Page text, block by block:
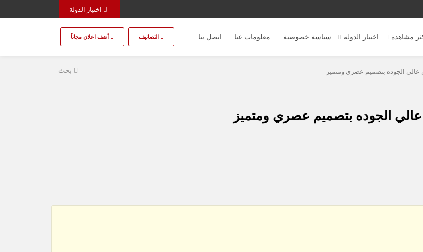
مشاهدة اختيار الدولة سياسة خصوصية معلومات عنا اتصل بنا التصانيف أضف اعلان مجاناً
بحث الجوده بتصميم عصري ومتميز
الجوده بتصميم عصري ومتميز